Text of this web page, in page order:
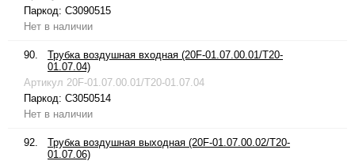
Паркод: C3090515
Нет в наличии
90.
Трубка воздушная входная (20F-01.07.00.01/T20-
01.07.04)
Артикул 20F-01.07.00.01/T20-01.07.04
Паркод: C3050514
Нет в наличии
92.
Трубка воздушная выходная (20F-01.07.00.02/T20-
01.07.06)